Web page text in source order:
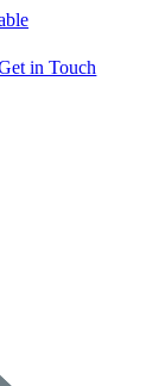
in Touch